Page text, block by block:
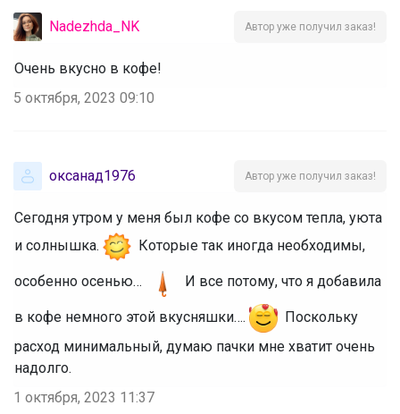
Nadezhda_NK Автор уже получил заказ!
Очень вкусно в кофе!
5 октября, 2023 09:10
оксанад1976 Автор уже получил заказ!
Сегодня утром у меня был кофе со вкусом тепла, уюта
и солнышка.
Которые так иногда необходимы,
особенно осенью… И все потому, что я добавила
в кофе немного этой вкусняшки….
Поскольку
расход минимальный, думаю пачки мне хватит очень
надолго.
1 октября, 2023 11:37